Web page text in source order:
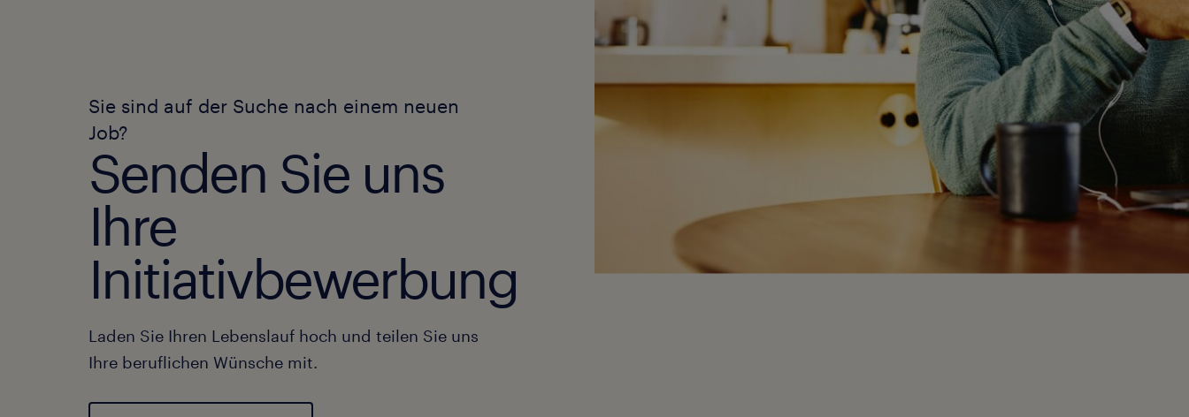
Sie sind auf der Suche nach einem neuen
Job?
Senden Sie uns
Ihre
Initiativbewerbung
Laden Sie Ihren Lebenslauf hoch und teilen Sie uns
Ihre beruflichen Wünsche mit.